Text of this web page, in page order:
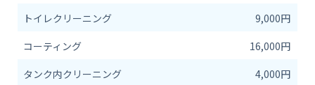
トイレクリーニング
9,000円
コーティング
16,000円
タンク内クリーニング
4,000円